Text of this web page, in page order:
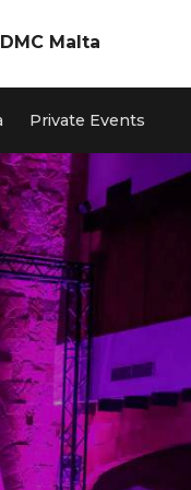
DMC Malta
Meetings & Konferenzen
Private Events